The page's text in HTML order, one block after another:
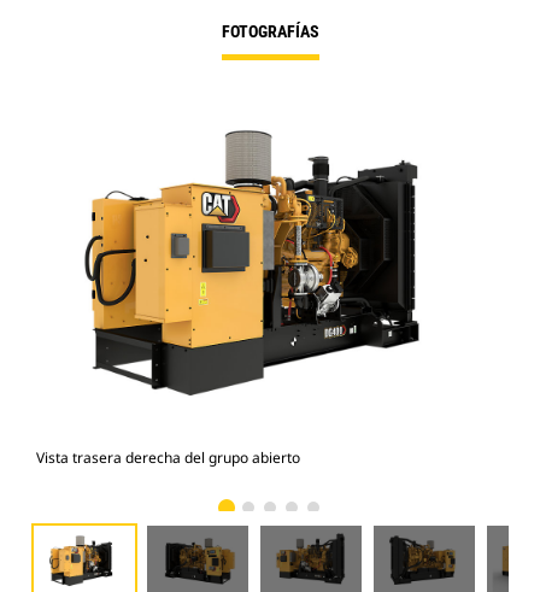
FOTOGRAFÍAS
Vista trasera derecha del grupo abierto